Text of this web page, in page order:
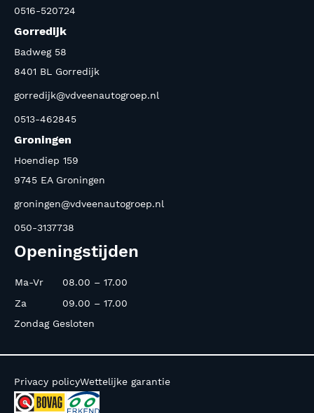
0516-520724
Gorredijk
Badweg 58
8401 BL Gorredijk
gorredijk@vdveenautogroep.nl
0513-462845
Groningen
Hoendiep 159
9745 EA Groningen
groningen@vdveenautogroep.nl
050-3137738
Openingstijden
Ma-Vr
08.00 – 17.00
Za
09.00 – 17.00
Zondag Gesloten
Privacy policyWettelijke garantie